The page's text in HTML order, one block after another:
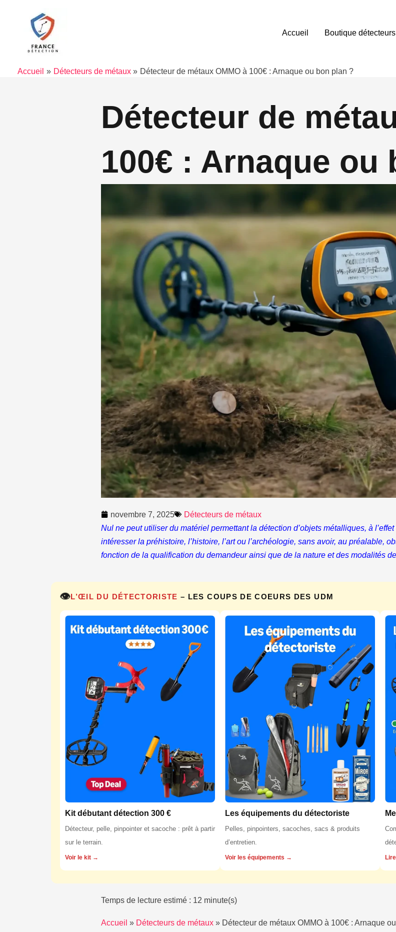
Accueil Boutique détecteurs
Accueil Détecteurs de métaux Détecteur de métaux OMMO à 100€ : Arnaque ou bon plan ?
Détecteur de
100€ : Arnaque ou
novembre 7, 2025
Détecteurs de métaux
Nul ne peut utiliser du matériel permettant la détection d’objets métalliques, à
intéresser la préhistoire, l’histoire, l’art ou l’archéologie, sans avoir, au préalable,
fonction de la qualification du demandeur ainsi que de la nature et des modalités
👁️L’ŒIL DU DÉTECTORISTE – LES COUPS DE COEURS DES UDM
Kit débutant détection 300 €
Détecteur, pelle, pinpointer et sacoche : prêt à partir
sur le terrain.
Voir le kit →
Les équipements du détectoriste
Pelles, pinpointers, sacoches, sacs & produits
d’entretien.
Voir les équipements →
Temps de lecture estimé : 12 minute(s)
Accueil » Détecteurs de métaux » Détecteur de métaux OMMO à 100€ : Arnaque